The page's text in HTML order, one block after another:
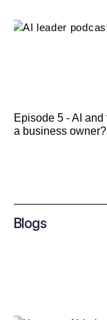
Episode 5 - AI
a business owner?
Blogs